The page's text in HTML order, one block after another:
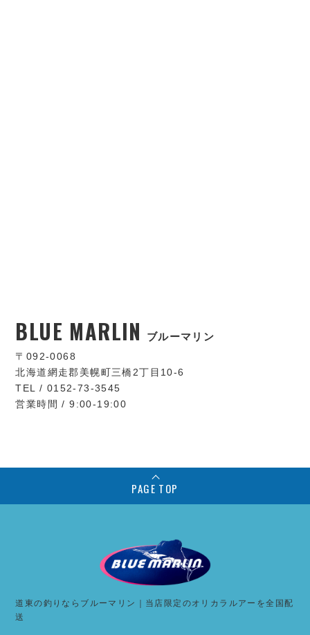
BLUE MARLIN ブルーマリン
〒092-0068
北海道網走郡美幌町三橋2丁目10-6
TEL / 0152-73-3545
営業時間 / 9:00-19:00
PAGE TOP
道東の釣りならブルーマリン｜当店限定のオリカラルアーを全国配
送